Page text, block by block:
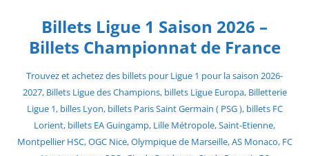
contentBillets Ligue 1 Saison 2026 –
Billets Championnat de France
Trouvez et achetez des billets pour Ligue 1 pour la saison 2026-
2027, Billets Ligue des Champions, billets Ligue Europa, Billetterie
Ligue 1, billes Lyon, billets Paris Saint Germain ( PSG ), billets FC
Lorient, billets EA Guingamp, Lille Métropole, Saint-Etienne,
Montpellier HSC, OGC Nice, Olympique de Marseille, AS Monaco, FC